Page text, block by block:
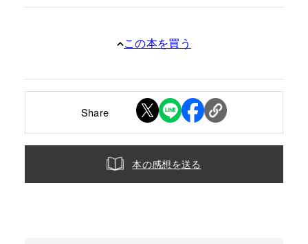
この本を買う
Share
本の感想を送る